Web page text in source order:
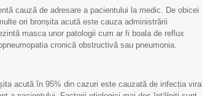
cauză de adresare a pacientului la medic. De obicei
ori bronșita acută este cauza administrării
masca unor patologii cum ar fi boala de reflux
cronică obstructivă sau pneumonia.
acută în 95% din cazuri este cauzată de infecția